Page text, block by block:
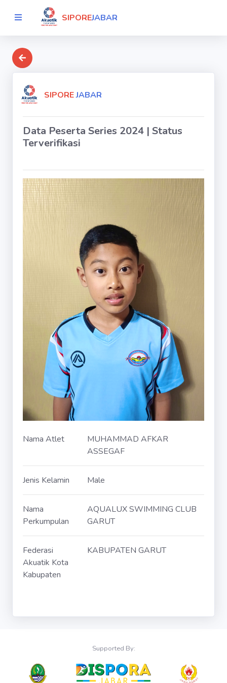
SIPOREJABAR
SIPOREJABAR
Data Peserta Series 2024 | Status
Terverifikasi
Nama Atlet
MUHAMMAD AFKAR
ASSEGAF
Jenis Kelamin Male
Nama
Perkumpulan
AQUALUX SWIMMING CLUB
GARUT
Federasi
Akuatik Kota
Kabupaten
KABUPATEN GARUT
Supported By: